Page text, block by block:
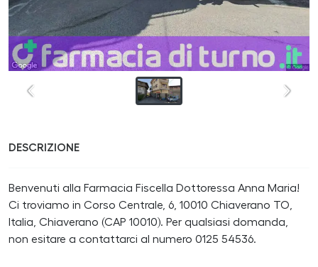
DESCRIZIONE
Benvenuti alla Farmacia Fiscella Dottoressa Anna Maria!
Ci troviamo in Corso Centrale, 6, 10010 Chiaverano TO,
Italia, Chiaverano (CAP 10010). Per qualsiasi domanda,
non esitare a contattarci al numero 0125 54536.